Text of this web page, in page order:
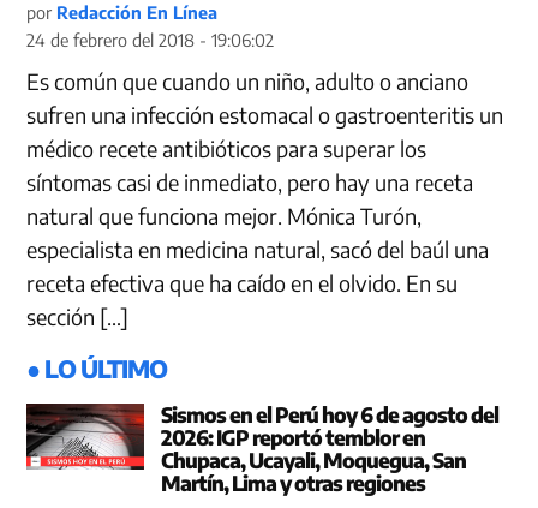
por Redacción En Línea
24 de febrero del 2018 - 19:06:02
Es común que cuando un niño, adulto o anciano
sufren una infección estomacal o gastroenteritis un
médico recete antibióticos para superar los
síntomas casi de inmediato, pero hay una receta
natural que funciona mejor. Mónica Turón,
especialista en medicina natural, sacó del baúl una
receta efectiva que ha caído en el olvido. En su
sección […]
● LO ÚLTIMO
Sismos en el Perú hoy 6 de agosto del
2026: IGP reportó temblor en
Chupaca, Ucayali, Moquegua, San
Martín, Lima y otras regiones